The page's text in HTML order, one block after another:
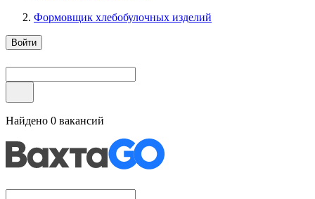
Формовщик хлебобулочных изделий
Войти
Найдено 0 вакансий